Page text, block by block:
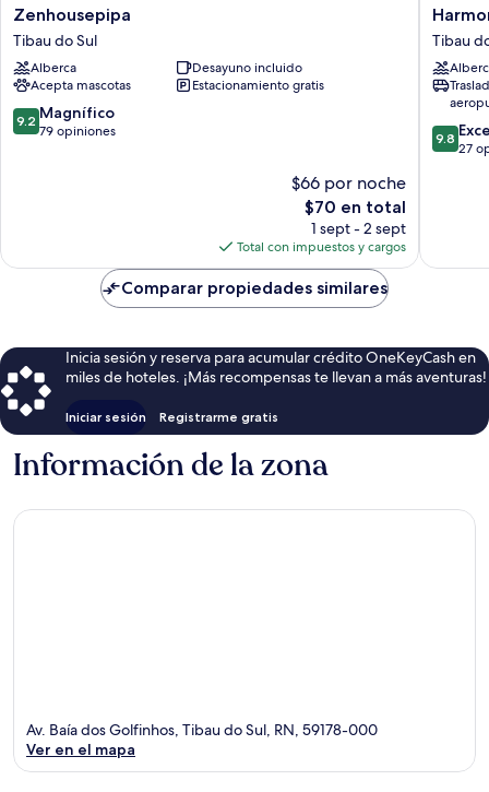
Zenhousepipa
Tibau
do
Sul
Zenhousepipa
Tibau do Sul
Alberca
Desayuno incluido
Acepta mascotas
Estacionamiento gratis
9.2
de
9.2 Magnífico
79 opiniones
$66 por noche
El
precio
actual
es
de
$70
$70 en total
1 sept - 2 sept
Total con impuestos y cargos
Flats
Tibau
do
Sul
Tibau
9.8
de
9.8
27
Comparar propiedades similares
Inicia sesión y reserva para acumular crédito OneKeyCash en
miles de hoteles. ¡Más recompensas te llevan a más aventuras!
Iniciar sesión Registrarme gratis
Información de la zona
Av. Baía dos Golfinhos, Tibau do Sul, RN, 59178-000
Ver en el mapa